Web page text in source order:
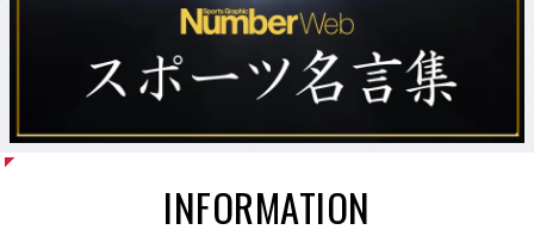
INFORMATION